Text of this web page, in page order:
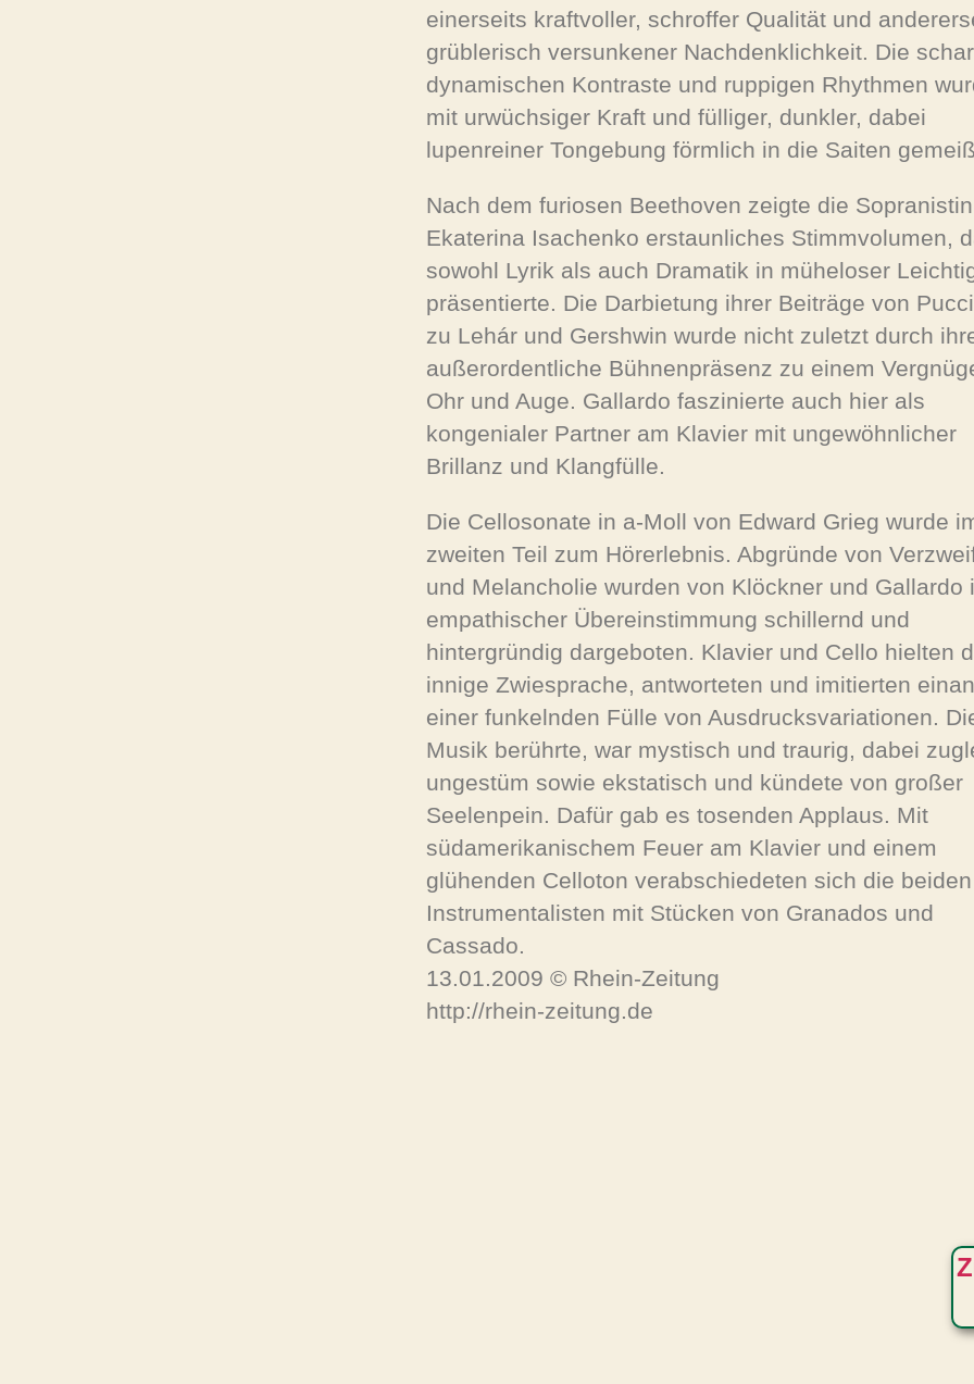
einerseits kraftvoller, schroffer Qualität und
grüblerisch versunkener Nachdenklichkeit. Die
dynamischen Kontraste und ruppigen Rhythmen
mit urwüchsiger Kraft und fülliger, dunkler, dabei
lupenreiner Tongebung förmlich in die Saiten
Nach dem furiosen Beethoven zeigte die Sopranistin
Ekaterina Isachenko erstaunliches Stimmvolumen,
sowohl Lyrik als auch Dramatik in müheloser
präsentierte. Die Darbietung ihrer Beiträge von
zu Lehár und Gershwin wurde nicht zuletzt durch
außerordentliche Bühnenpräsenz zu einem
Ohr und Auge. Gallardo faszinierte auch hier als
kongenialer Partner am Klavier mit ungewöhnlicher
Brillanz und Klangfülle.
Die Cellosonate in a-Moll von Edward Grieg wurde
zweiten Teil zum Hörerlebnis. Abgründe von
und Melancholie wurden von Klöckner und Gallardo
empathischer Übereinstimmung schillernd und
hintergründig dargeboten. Klavier und Cello hielten
innige Zwiesprache, antworteten und imitierten
einer funkelnden Fülle von Ausdrucksvariationen.
Musik berührte, war mystisch und traurig, dabei
ungestüm sowie ekstatisch und kündete von großer
Seelenpein. Dafür gab es tosenden Applaus. Mit
südamerikanischem Feuer am Klavier und einem
glühenden Celloton verabschiedeten sich die beiden
Instrumentalisten mit Stücken von Granados und
Cassado.
13.01.2009 © Rhein-Zeitung
http://rhein-zeitung.de